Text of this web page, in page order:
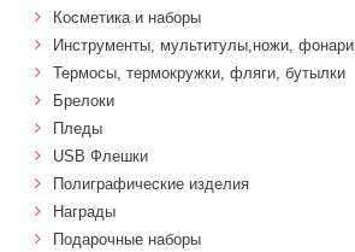
Косметика и наборы
Инструменты, мультитулы,ножи, фонари
Термосы, термокружки, фляги, бутылки
Брелоки
Пледы
USB Флешки
Полиграфические изделия
Награды
Подарочные наборы